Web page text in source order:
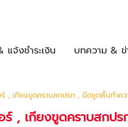
แจ้งชำระเงิน บทความ & ข่
, เกียงขูดคราบสกปรก , มีดขูดพื้นทำคว
ร์ , เกียงขูดคราบสกป